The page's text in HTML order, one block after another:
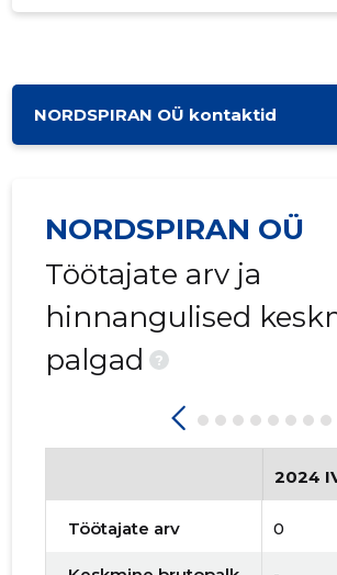
NORDSPIRAN OÜ kontaktid
NORDSPIRAN OÜ
Töötajate arv ja
hinnangulised
palgad
?
2024
Töötajate arv 0